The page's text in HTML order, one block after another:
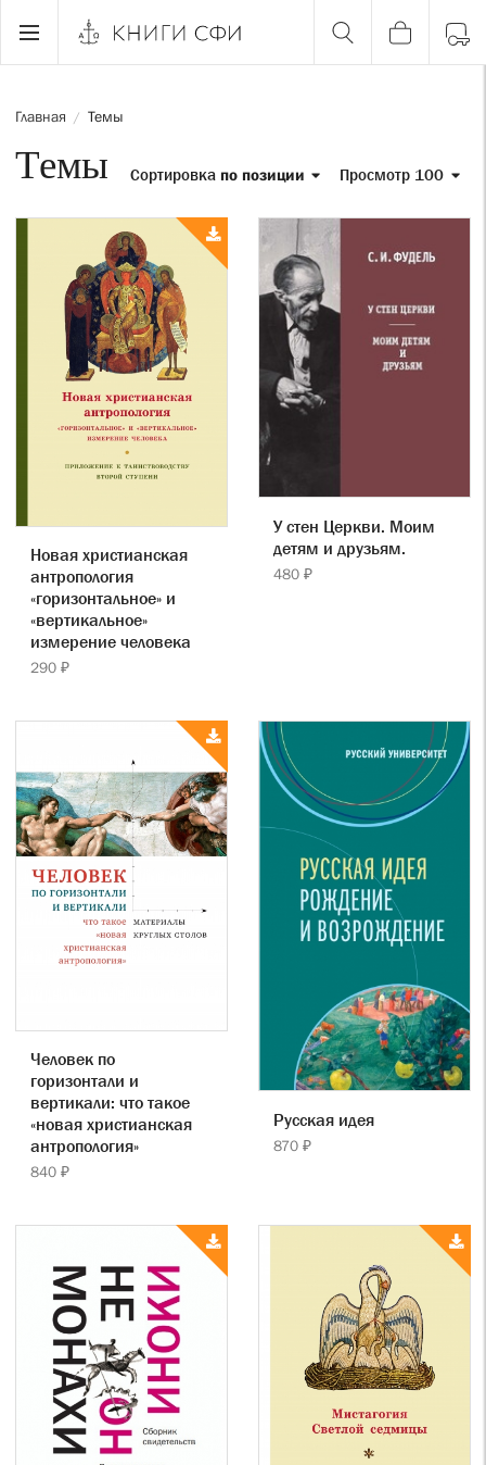
Главная / Темы
Темы Просмотр 100
Сортировка по позиции
Новая христианская
антропология
«горизонтальное» и
«вертикальное»
измерение человека
290 ₽
У стен Церкви. Моим
детям и друзьям.
480 ₽
Человек по
горизонтали и
вертикали: что такое
«новая христианская
антропология»
840 ₽
Русская идея
870 ₽